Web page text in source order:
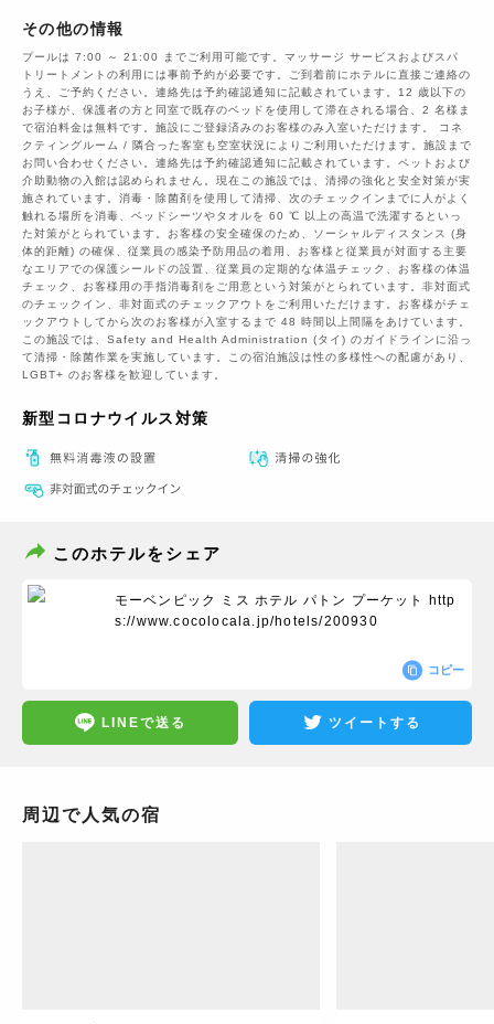
その他の情報
プールは 7:00 ～ 21:00 までご利用可能です。マッサージ サービスおよびスパ
トリートメントの利用には事前予約が必要です。ご到着前にホテルに直接ご連絡の
うえ、ご予約ください。連絡先は予約確認通知に記載されています。12 歳以下の
お子様が、保護者の方と同室で既存のベッドを使用して滞在される場合、2 名様ま
で宿泊料金は無料です。施設にご登録済みのお客様のみ入室いただけます。 コネ
クティングルーム / 隣合った客室も空室状況によりご利用いただけます。施設まで
お問い合わせください。連絡先は予約確認通知に記載されています。ペットおよび
介助動物の入館は認められません。現在この施設では、清掃の強化と安全対策が実
施されています。消毒・除菌剤を使用して清掃、次のチェックインまでに人がよく
触れる場所を消毒、ベッドシーツやタオルを 60 ℃ 以上の高温で洗濯するといっ
た対策がとられています。お客様の安全確保のため、ソーシャルディスタンス (身
体的距離) の確保、従業員の感染予防用品の着用、お客様と従業員が対面する主要
なエリアでの保護シールドの設置、従業員の定期的な体温チェック、お客様の体温
チェック、お客様用の手指消毒剤をご用意という対策がとられています。非対面式
のチェックイン、非対面式のチェックアウトをご利用いただけます。お客様がチェ
ックアウトしてから次のお客様が入室するまで 48 時間以上間隔をあけています。
この施設では、Safety and Health Administration (タイ) のガイドラインに沿っ
て清掃・除菌作業を実施しています。この宿泊施設は性の多様性への配慮があり、
LGBT+ のお客様を歓迎しています。
新型コロナウイルス対策
このホテルをシェア
モーベンピック ミス ホテル パトン プーケット
http
s://www.cocolocala.jp/hotels/200930
コピー
LINEで送る ツイートする
周辺で人気の宿